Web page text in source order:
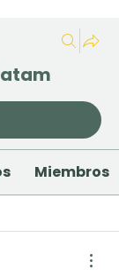
Miembros